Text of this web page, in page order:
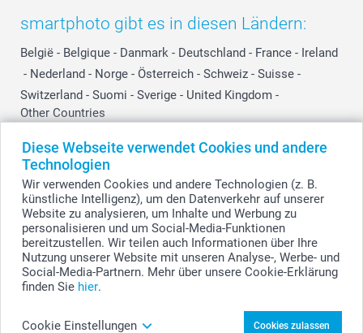
Diese Webseite verwendet Cookies und andere
Technologien
Wir verwenden Cookies und andere Technologien (z. B.
künstliche Intelligenz), um den Datenverkehr auf unserer
Website zu analysieren, um Inhalte und Werbung zu
personalisieren und um Social-Media-Funktionen
bereitzustellen. Wir teilen auch Informationen über Ihre
Nutzung unserer Website mit unseren Analyse-, Werbe- und
Social-Media-Partnern. Mehr über unsere Cookie-Erklärung
finden Sie hier.
Cookie Einstellungen Cookies zulassen
smartphoto gibt es in diesen Ländern:
België - Belgique - Danmark - Deutschland - France - Ireland
- Nederland - Norge - Österreich - Schweiz - Suisse -
Switzerland - Suomi - Sverige - United Kingdom -
Other Countries
© smartphoto Group. Alle Rechte vorbehalten.
Alle Preise verstehen sich in EURO (€) inkl. MwSt. und zzgl. Versandkosten.